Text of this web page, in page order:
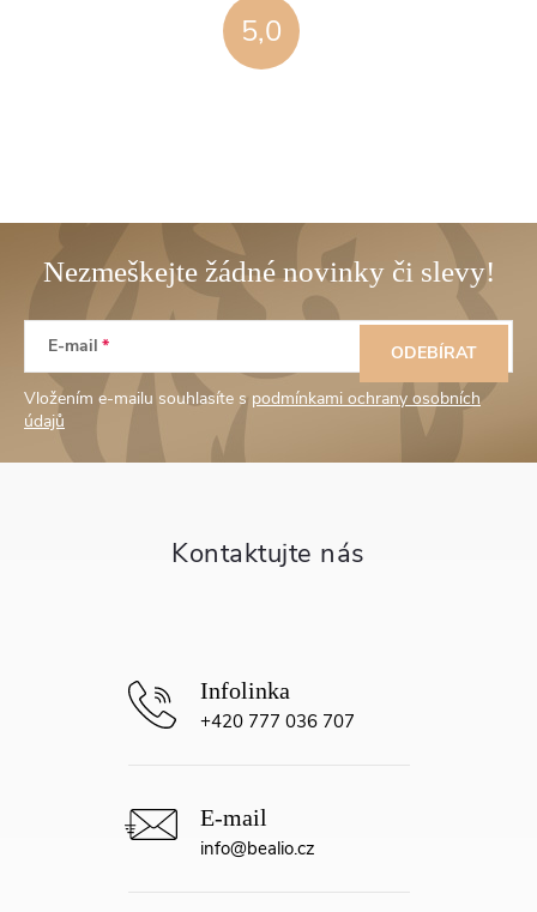
5,0
Z
p
E-mail
Vložením e-mailu souhlasíte s podmínkami ochrany osobních
údajů
ODEBÍRAT
info@bealio.cz
+420 777 036 707